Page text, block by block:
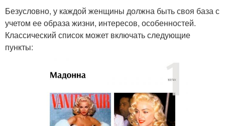
Безусловно, у каждой женщины должна быть своя база с
учетом ее образа жизни, интересов, особенностей.
Классический список может включать следующие
пункты: